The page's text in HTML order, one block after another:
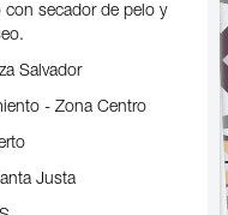
secador de pelo y
Salvador
- Zona Centro
Justa